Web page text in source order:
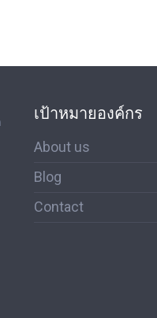
เป้าหมายองค์กร
About us
Blog
Contact